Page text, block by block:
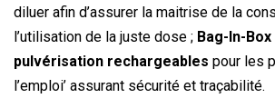
diluer afin d’assurer la maitrise de la
l’utilisation de la juste dose ; Bag-In-
pulvérisation rechargeables pour les
l’emploi’ assurant sécurité et traçabilité.